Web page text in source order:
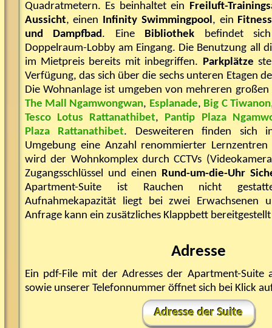
Quadratmetern. Es beinhaltet ein Freiluft-
Aussicht, einen Infinity Swimmingpool, ein
und Dampfbad. Eine Bibliothek befindet
Doppelraum-Lobby am Eingang. Die Benutzung all
im Mietpreis bereits mit inbegriffen. Parkplätze
Verfügung, das sich über die sechs unteren Etagen
Die Wohnanlage ist umgeben von mehreren großen
The Mall Ngamwongwan, Esplanade, Big C Tiwanon
Tesco Lotus Rattanathibet, Pantip Plaza
Plaza Rattanathibet. Desweiteren finden sich
Umgebung eine Anzahl renommierter
wird der Wohnkomplex durch CCTVs
Zugangsschlüssel und einen Rund-um-die-Uhr
Apartment-Suite ist Rauchen nicht
Aufnahmekapazität liegt bei zwei Erwachsenen
Anfrage kann ein zusätzliches Klappbett
Adresse
Ein pdf-File mit der Adresses der Apartment-Suite
sowie unserer Telefonnummer öffnet sich bei Klick
Adresse der Suite